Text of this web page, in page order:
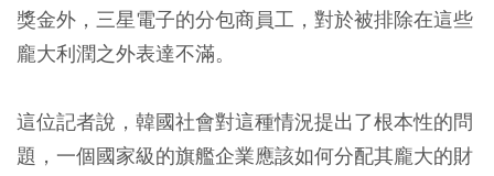
獎金外，三星電子的分包商員工，對於被排除在這些
龐大利潤之外表達不滿。
這位記者說，韓國社會對這種情況提出了根本性的問
題，一個國家級的旗艦企業應該如何分配其龐大的財